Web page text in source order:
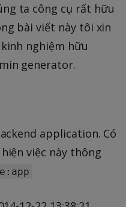
ta công cụ rất hữu
bài viết này tôi xin
nghiệm hữu
generator.
application. Có
việc này thông